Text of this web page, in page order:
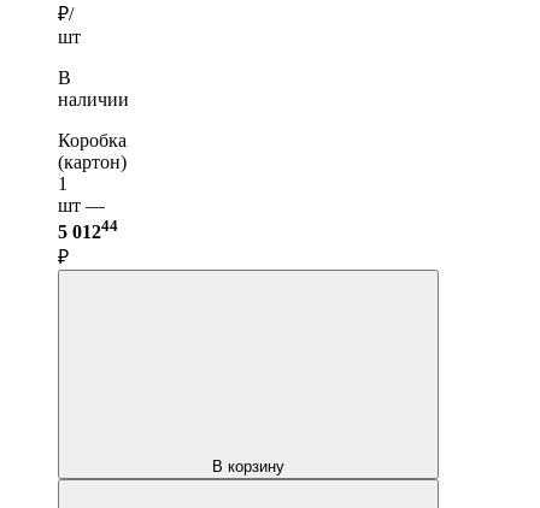
₽/
шт
В
наличии
Коробка
(картон)
1
шт —
5 01244
₽
В корзину